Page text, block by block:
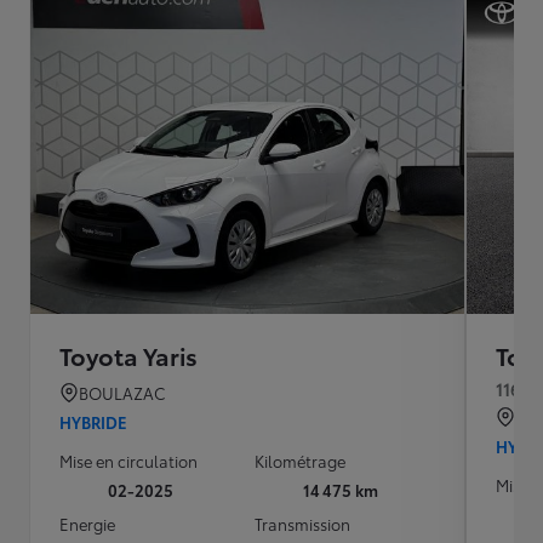
Toyota Yaris
BOULAZAC
HYBRIDE
Mise en circulation
02-2025
Kilométrage
14 475 km
Energie
Transmission
116h
Mise